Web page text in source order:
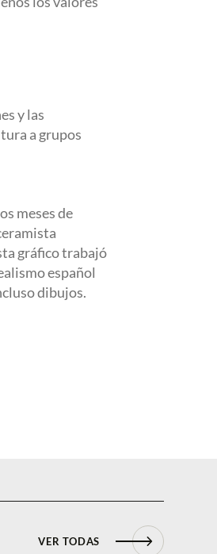
y las
a grupos
meses de
gráfico trabajó
español
dibujos.
VER TODAS